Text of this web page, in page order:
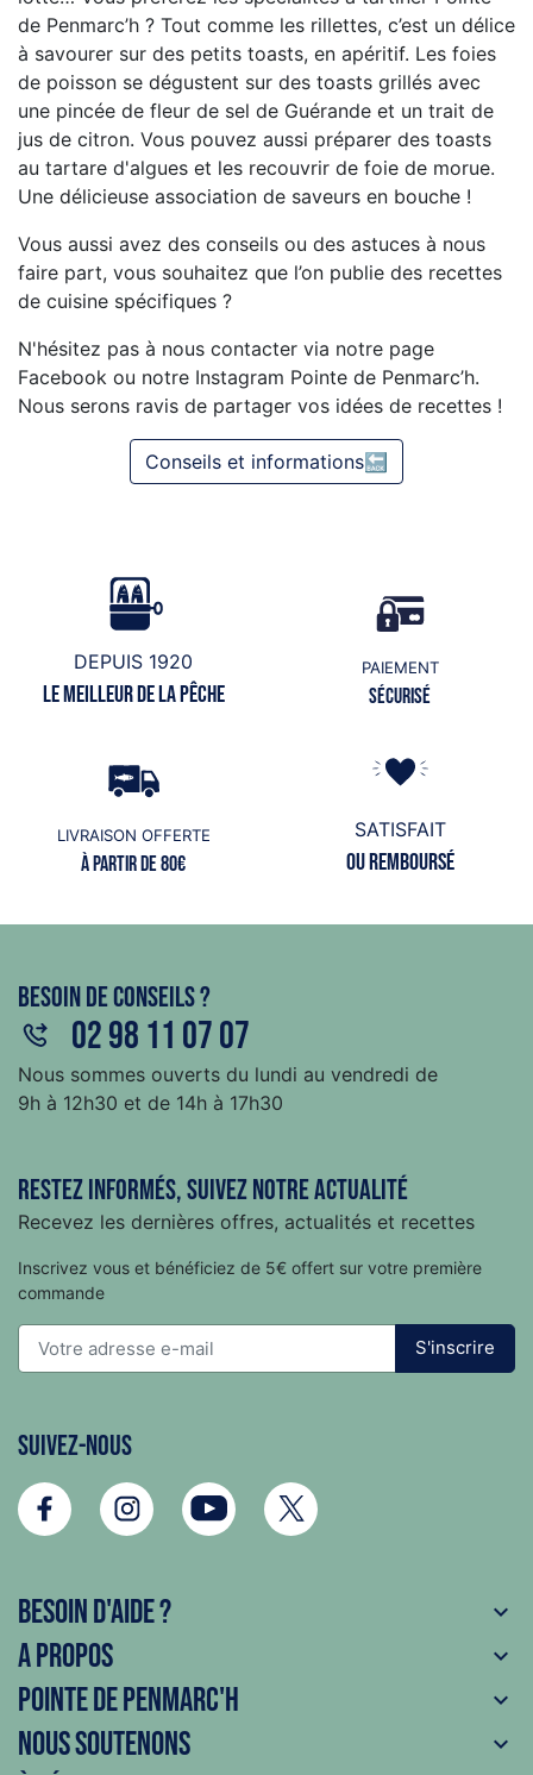
de Penmarc’h ? Tout comme les rillettes, c’est un délice
à savourer sur des petits toasts, en apéritif. Les foies
de poisson se dégustent sur des toasts grillés avec
une pincée de fleur de sel de Guérande et un trait de
jus de citron. Vous pouvez aussi préparer des toasts
au tartare d'algues et les recouvrir de foie de morue.
Une délicieuse association de saveurs en bouche !
Vous aussi avez des conseils ou des astuces à nous
faire part, vous souhaitez que l’on publie des recettes
de cuisine spécifiques ?
N'hésitez pas à nous contacter via notre page
Facebook ou notre Instagram Pointe de Penmarc’h.
Nous serons ravis de partager vos idées de recettes !
Conseils et informations🔙
DEPUIS 1920
Le meilleur de la pêche
PAIEMENT
Sécurisé
LIVRAISON OFFERTE
à partir de 80€
SATISFAIT
ou remboursé
Besoin de conseils ?
02 98 11 07 07
Nous sommes ouverts du lundi au vendredi de
9h à 12h30 et de 14h à 17h30
Restez informés, suivez notre actualité
Recevez les dernières offres, actualités et recettes
Inscrivez vous et bénéficiez de 5€ offert sur votre première
commande
S'inscrire
Suivez-nous
Besoin d'aide ? 
A propos 
Pointe de Penmarc'h 
Nous soutenons 